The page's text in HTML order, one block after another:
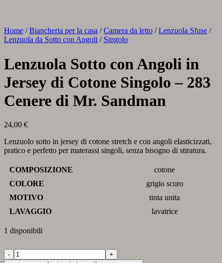
Home / Biancheria per la casa / Camera da letto / Lenzuola Sfuse /
Lenzuola da Sotto con Angoli / Singolo
Lenzuola Sotto con Angoli in
Jersey di Cotone Singolo – 283
Cenere di Mr. Sandman
24,00 €
Lenzuolo sotto in jersey di cotone stretch e con angoli elasticizzati,
pratico e perfetto per materassi singoli, senza bisogno di stiratura.
COMPOSIZIONE
cotone
COLORE
grigio scuro
MOTIVO
tinta unita
LAVAGGIO
lavatrice
1 disponibili
Lenzuola